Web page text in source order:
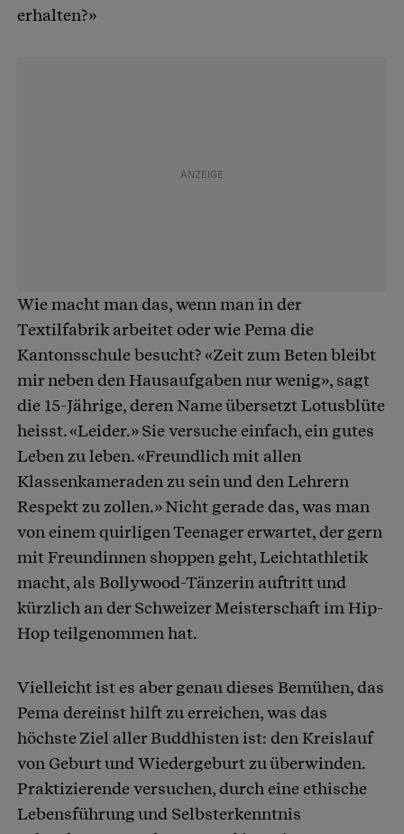
erhalten?»
Wie macht man das, wenn man in der
Textilfabrik arbeitet oder wie Pema die
Kantonsschule besucht? «Zeit zum Beten bleibt
mir neben den Hausaufgaben nur wenig», sagt
die 15-Jährige, deren Name übersetzt Lotusblüte
heisst. «Leider.» Sie versuche einfach, ein gutes
Leben zu leben. «Freundlich mit allen
Klassenkameraden zu sein und den Lehrern
Respekt zu zollen.» Nicht gerade das, was man
von einem quirligen Teenager erwartet, der gern
mit Freundinnen shoppen geht, Leichtathletik
macht, als Bollywood-Tänzerin auftritt und
kürzlich an der Schweizer Meisterschaft im Hip-
Hop teilgenommen hat.
Vielleicht ist es aber genau dieses Bemühen, das
Pema dereinst hilft zu erreichen, was das
höchste Ziel aller Buddhisten ist: den Kreislauf
von Geburt und Wiedergeburt zu überwinden.
Praktizierende versuchen, durch eine ethische
Lebensführung und Selbsterkenntnis